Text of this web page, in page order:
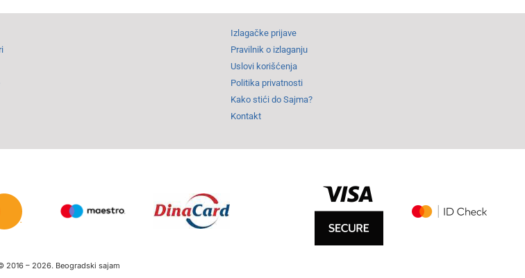
Izlagačke prijave
Pravilnik o izlaganju
Uslovi korišćenja
Politika privatnosti
Kako stići do Sajma?
Kontakt
2016 – 2026.Beogradski sajam